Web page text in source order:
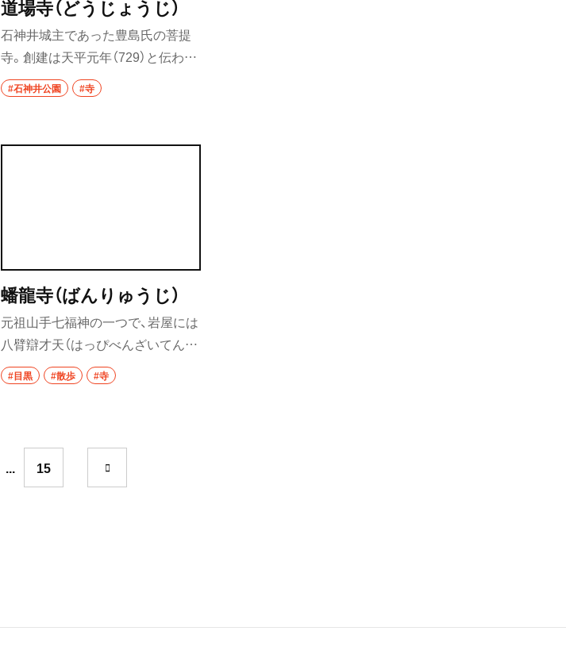
道場寺（どうじょうじ）
石神井城主であった豊島氏の菩提
寺。創建は天平元年（729）と伝わ
り、室町様式の山門や鎌倉様式の三
重塔、唐招提寺の金堂を模した本堂
が立つ。
#石神井公園 #寺
蟠龍寺（ばんりゅうじ）
元祖山手七福神の一つで、岩屋には
八臂辯才天（はっぴべんざいてん）
の石像、弁天堂には辯才天の木像を
祀る。境内には、おしろい地蔵があ
#目黒 #散歩 #寺
... 15